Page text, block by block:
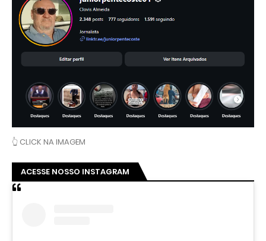
👆 CLICK NA IMAGEM
ACESSE NOSSO INSTAGRAM